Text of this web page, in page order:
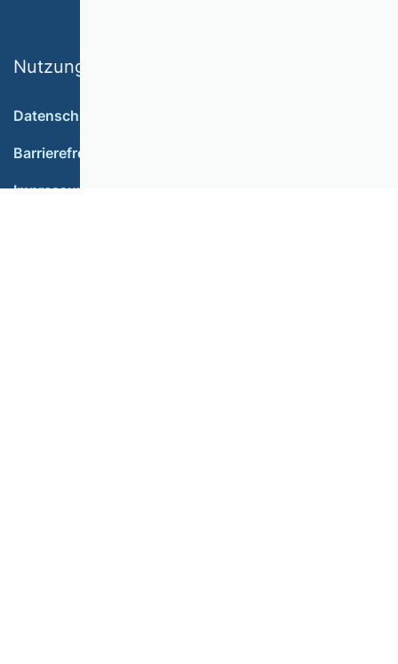
Nutzungsbedingungen
Datenschutz
Barrierefreiheit
Impressum